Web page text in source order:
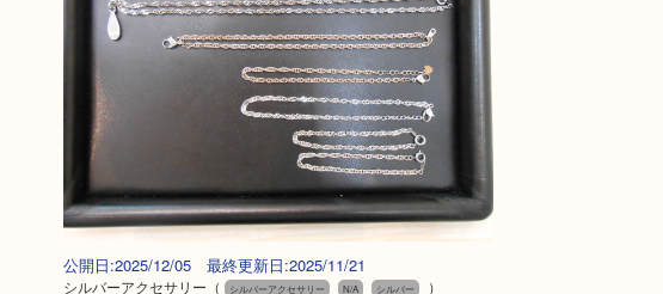
公開日:2025/12/05 最終更新日:2025/11/21
シルバーアクセサリー （ シルバーアクセサリー N/A シルバー
）